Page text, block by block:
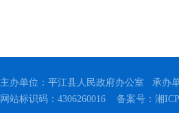
主办单位：平江县人民政府办公室 承办
网站标识码：4306260016 备案号：湘